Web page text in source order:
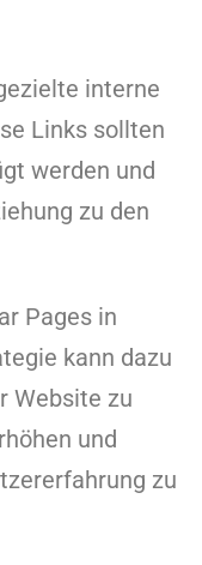
interne
Links sollten
werden und
zu den
Pages in
kann dazu
Website zu
und
zu